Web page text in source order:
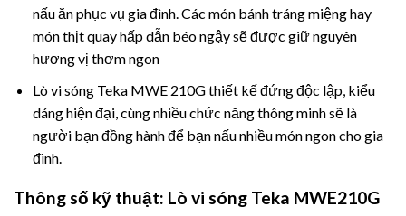
nấu ăn phục vụ gia đình. Các món bánh tráng miệng hay
món thịt quay hấp dẫn béo ngậy sẽ được giữ nguyên
hương vị thơm ngon
Lò vi sóng Teka MWE 210G thiết kế đứng độc lập, kiểu
dáng hiện đại, cùng nhiều chức năng thông minh sẽ là
người bạn đồng hành để bạn nấu nhiều món ngon cho gia
đình.
Thông số kỹ thuật: Lò vi sóng Teka MWE210G